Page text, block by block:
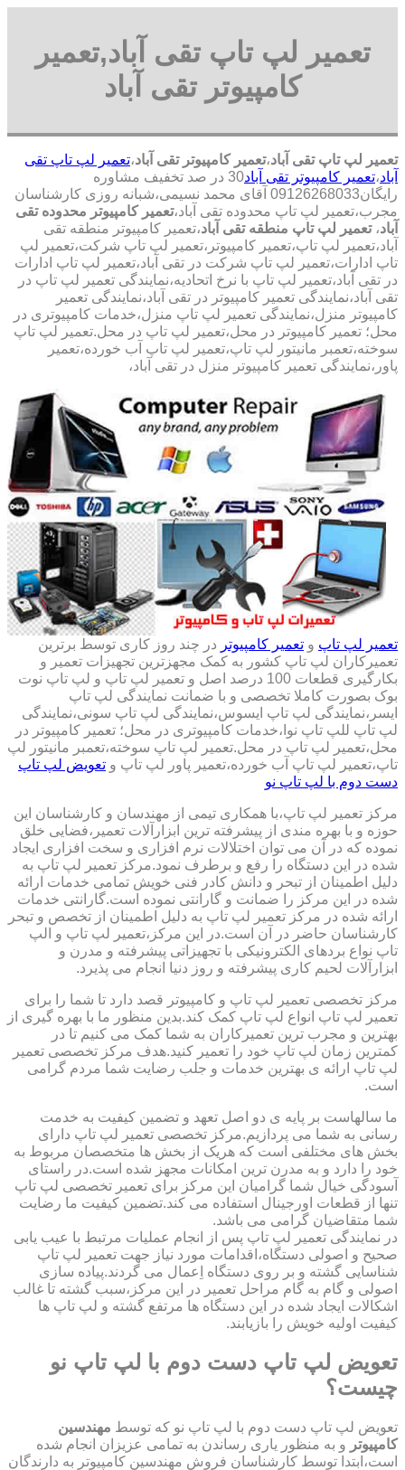
تعمیر لپ تاپ تقی آباد,تعمیر
کامپیوتر تقی آباد
تعمیر لپ تاپ تقی آباد،تعمیر کامپیوتر تقی آباد،تعمیر لپ تاپ تقی
آباد،تعمیر کامپیوتر تقی آباد
30 در صد تخفیف مشاوره
رایگان09126268033 آقای محمد نسیمی،شبانه روزی کارشناسان
مجرب،تعمیر لپ تاپ محدوده تقی آباد،تعمیر کامپیوتر محدوده تقی
آباد، تعمیر لپ تاپ منطقه تقی آباد،تعمیر کامپیوتر منطقه تقی
آباد،تعمیر لپ تاپ،تعمیر کامپیوتر،تعمیر لپ تاپ شرکت،تعمیر لپ
تاپ ادارات،تعمیر لپ تاپ شرکت در تقی آباد،تعمیر لپ تاپ ادارات
در تقی آباد،تعمیر لپ تاپ با نرخ اتحادیه،نمایندگی تعمیر لپ تاپ در
تقی آباد،نمایندگی تعمیر کامپیوتر در تقی آباد،نمایندگی تعمیر
کامپیوتر منزل،نمایندگی تعمیر لپ تاپ منزل،خدمات کامپیوتری در
محل؛ تعمیر کامپیوتر در محل،تعمیر لپ تاپ در محل.تعمیر لپ تاپ
سوخته،تعمبر مانیتور لپ تاپ،تعمیر لپ تاپ آب خورده،تعمیر
پاور،نمایندگی تعمیر کامپیوتر منزل در تقی آباد،
تعمیر لپ تاپ و تعمیر کامپیوتر در چند روز کاری توسط برترین
تعمیرکاران لپ تاپ کشور به کمک مجهزترین تجهیزات تعمیر و
بکارگیری قطعات 100 درصد اصل و تعمیر لپ تاپ و لپ تاپ نوت
بوک بصورت کاملا تخصصی و با ضمانت نمایندگی لپ تاپ
ایسر،نمایندگی لپ تاپ ایسوس،نمایندگی لپ تاپ سونی،نمایندگی
لپ تاپ للپ تاپ نوا،خدمات کامپیوتری در محل؛ تعمیر کامپیوتر در
محل،تعمیر لپ تاپ در محل.تعمیر لپ تاپ سوخته،تعمبر مانیتور لپ
تاپ،تعمیر لپ تاپ آب خورده،تعمیر پاور لپ تاپ و تعویض لپ تاپ
دست دوم با لپ تاپ نو
مرکز تعمیر لپ تاپ،با همکاری تیمی از مهندسان و کارشناسان این
حوزه و با بهره مندی از پیشرفته ترین ابزارآلات تعمیر،فضایی خلق
نموده که در آن می توان اختلالات نرم افزاری و سخت افزاری ایجاد
شده در این دستگاه را رفع و برطرف نمود.مرکز تعمیر لپ تاپ به
دلیل اطمینان از تبحر و دانش کادر فنی خویش تمامی خدمات ارائه
شده در این مرکز را ضمانت و گارانتی نموده است.گارانتی خدمات
ارائه شده در مرکز تعمیر لپ تاپ به دلیل اطمینان از تخصص و تبحر
کارشناسان حاضر در آن است.در این مرکز،تعمیر لپ تاپ و الپ
تاپ نواع بردهای الکترونیکی با تجهیزاتی پیشرفته و مدرن و
ابزارآلات لحیم کاری پیشرفته و روز دنیا انجام می پذیرد.
مرکز تخصصی تعمیر لپ تاپ و کامپیوتر قصد دارد تا شما را برای
تعمیر لپ تاپ انواع لپ تاپ کمک کند.بدین منظور ما با بهره گیری از
بهترین و مجرب ترین تعمیرکاران به شما کمک می کنیم تا در
کمترین زمان لپ تاپ خود را تعمیر کنید.هدف مرکز تخصصی تعمیر
لپ تاپ ارائه ی بهترین خدمات و جلب رضایت شما مردم گرامی
است.
ما سالهاست بر پایه ی دو اصل تعهد و تضمین کیفیت به خدمت
رسانی به شما می پردازیم.مرکز تخصصی تعمیر لپ تاپ دارای
بخش های مختلفی است که هریک از بخش ها متخصصان مربوط به
خود را دارد و به مدرن ترین امکانات مجهز شده است.در راستای
آسودگی خیال شما گرامیان این مرکز برای تعمیر تخصصی لپ تاپ
تنها از قطعات اورجینال استفاده می کند.تضمین کیفیت ما رضایت
شما متقاضیان گرامی می باشد.
در نمایندگی تعمیر لپ تاپ پس از انجام عملیات مرتبط با عیب یابی
صحیح و اصولی دستگاه،اقدامات مورد نیاز جهت تعمیر لپ تاپ
شناسایی گشته و بر روی دستگاه اِعمال می گردند.پیاده سازی
اصولی و گام به گام مراحل تعمیر در این مرکز،سبب گشته تا غالب
اشکالات ایجاد شده در این دستگاه ها مرتفع گشته و لپ تاپ ها
کیفیت اولیه خویش را بازیابند.
تعویض لپ تاپ دست دوم با لپ تاپ نو
چیست؟
تعویض لپ تاپ دست دوم با لپ تاپ نو که توسط مهندسین
کامپیوتر و به منظور یاری رساندن به تمامی عزیزان انجام شده
است،ابتدا توسط کارشناسان فروش مهندسین کامپیوتر به دارندگان